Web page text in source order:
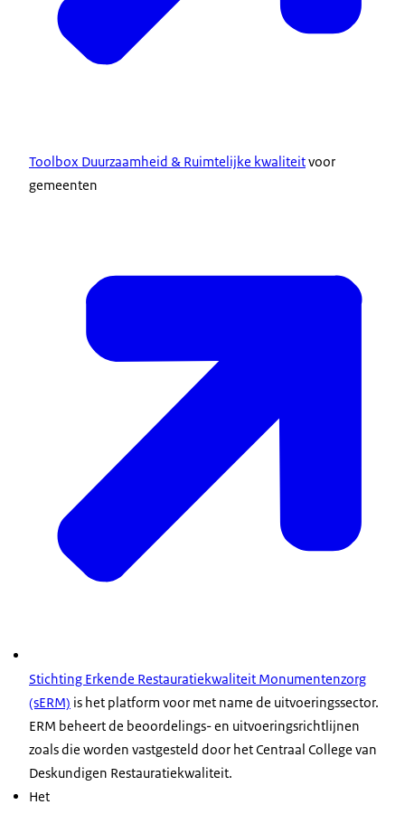
Toolbox Duurzaamheid & Ruimtelijke kwaliteitvoor
gemeenten
Stichting Erkende Restauratiekwaliteit Monumentenzorg
(sERM) is het platform voor met name de uitvoeringssector.
ERM beheert de beoordelings- en uitvoeringsrichtlijnen
zoals die worden vastgesteld door het Centraal College van
Deskundigen Restauratiekwaliteit.
Het